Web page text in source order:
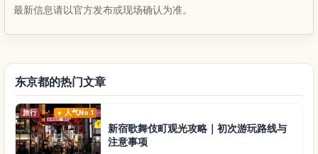
最新信息请以官方发布或现场确认为准。
东京都的热门文章
旅行 人气No.1
新宿歌舞伎町观光攻略｜初次游玩路线与
注意事项